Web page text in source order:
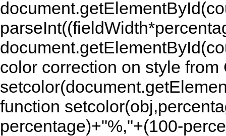
color correction on style
function
percentage)+"%,"+(100-